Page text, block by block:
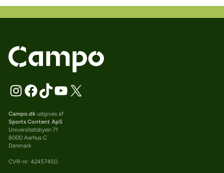
Campo.dkudgives af
Sports Content ApS
Universitetsbyen 71
8000 Aarhus C
Denmark
CVR-nr: 42457450